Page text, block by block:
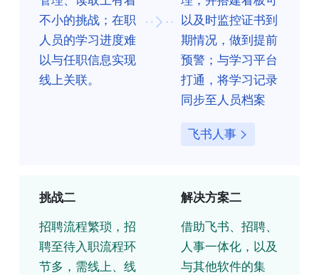
不小的挑战；在职
人员的学习进度难
以与任职信息实现
线上关联。
以及时监控证书到
期情况，做到提前
预警；与学习平台
打通，将学习记录
同步至人员档案
飞书人事
挑战二
招聘流程繁琐，招
聘至待入职流程环
节多，需线上、线
解决方案二
借助飞书、招聘、
人事一体化，以及
与其他软件的集